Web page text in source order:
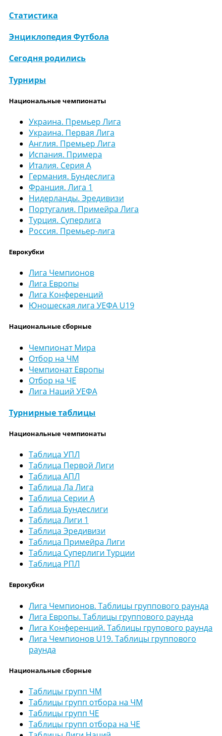
Статистика
Энциклопедия Футбола
Сегодня родились
Турниры
Национальные чемпионаты
Украина. Премьер Лига
Украина. Первая Лига
Англия. Премьер Лига
Испания. Примера
Италия. Серия А
Германия. Бундеслига
Франция. Лига 1
Нидерланды. Эредивизи
Португалия. Примейра Лига
Турция. Суперлига
Россия. Премьер-лига
Еврокубки
Лига Чемпионов
Лига Европы
Лига Конференций
Юношеская лига УЕФА U19
Национальные сборные
Чемпионат Мира
Отбор на ЧМ
Чемпионат Европы
Отбор на ЧЕ
Лига Наций УЕФА
Турнирные таблицы
Национальные чемпионаты
Таблица УПЛ
Таблица Первой Лиги
Таблица АПЛ
Таблица Ла Лига
Таблица Серии А
Таблица Бундеслиги
Таблица Лиги 1
Таблица Эредивизи
Таблица Примейра Лиги
Таблица Суперлиги Турции
Таблица РПЛ
Еврокубки
Лига Чемпионов. Таблицы группового раунда
Лига Европы. Таблицы группового раунда
Лига Конференций. Таблицы групового раунда
Лига Чемпионов U19. Таблицы группового
раунда
Национальные сборные
Таблицы групп ЧМ
Таблицы групп отбора на ЧМ
Таблицы групп ЧЕ
Таблицы групп отбора на ЧЕ